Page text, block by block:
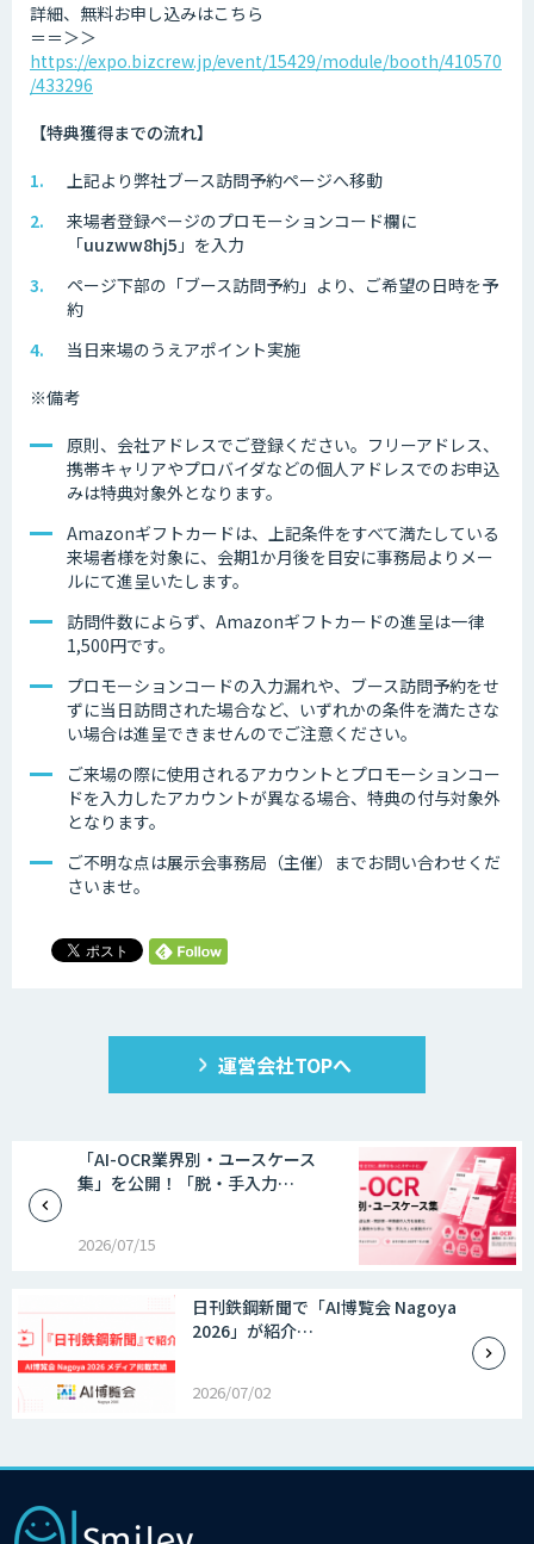
詳細、無料お申し込みはこちら
＝＝＞＞
https://expo.bizcrew.jp/event/15429/module/booth/410570
/433296
【特典獲得までの流れ】
上記より弊社ブース訪問予約ページへ移動
来場者登録ページのプロモーションコード欄に
「uuzww8hj5 」を入力
ページ下部の「ブース訪問予約」より、ご希望の日時を予
約
当日来場のうえアポイント実施
※備考
原則、会社アドレスでご登録ください。フリーアドレス、
携帯キャリアやプロバイダなどの個人アドレスでのお申込
みは特典対象外となります。
Amazonギフトカードは、上記条件をすべて満たしている
来場者様を対象に、会期1か月後を目安に事務局よりメー
ルにて進呈いたします。
訪問件数によらず、Amazonギフトカードの進呈は一律
1,500円です。
プロモーションコードの入力漏れや、ブース訪問予約をせ
ずに当日訪問された場合など、いずれかの条件を満たさな
い場合は進呈できませんのでご注意ください。
ご来場の際に使用されるアカウントとプロモーションコー
ドを入力したアカウントが異なる場合、特典の付与対象外
となります。
ご不明な点は展示会事務局（主催）までお問い合わせくだ
さいませ。
運営会社TOPへ
「AI-OCR業界別・ユースケース
集」を公開！「脱・手入力…
2026/07/15
日刊鉄鋼新聞で「AI博覧会 Nagoya
2026」が紹介…
2026/07/02